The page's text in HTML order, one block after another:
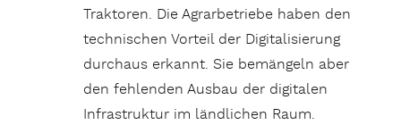
Traktoren. Die Agrarbetriebe haben den
technischen Vorteil der Digitalisierung
durchaus erkannt. Sie bemängeln aber
den fehlenden Ausbau der digitalen
Infrastruktur im ländlichen Raum.